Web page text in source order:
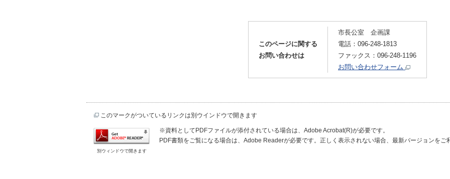
このページに関する
お問い合わせは
市長公室 企画課
電話：096-248-1813
ファックス：096-248-1196
お問い合わせフォーム
このマークがついているリンクは別ウインドウで開きます
別ウィンドウで開きます
※資料としてPDFファイルが添付されている場合は、Adobe Acrobat(R)が必要です。
PDF書類をご覧になる場合は、Adobe Readerが必要です。正しく表示されない場合、最新バージョンをご